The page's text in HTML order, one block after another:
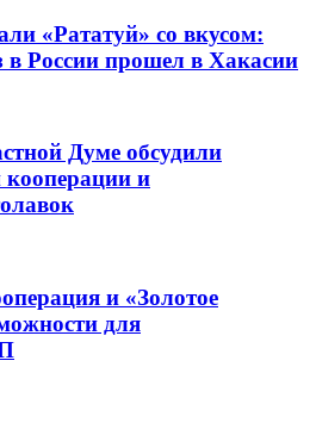
«Рататуй» со вкусом:
в России прошел в Хакасии
Думе обсудили
кооперации и
и «Золотое
для